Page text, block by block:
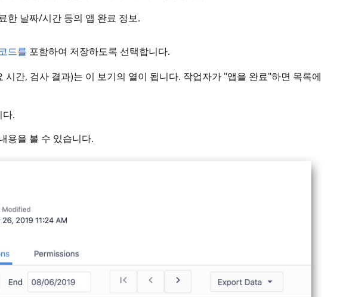
한 날짜/시간 등의 앱 완료 정보.
드를 포함하여 저장하도록 선택합니다.
간, 검사 결과)는 이 보기의 열이 됩니다. 작업자가 "앱을 완료"하면 목록에
.
용을 볼 수 있습니다.